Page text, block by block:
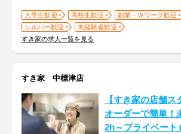
大学生歓迎 高校生歓迎
副業・Ｗワーク歓迎
シルバー歓迎
未経験者歓迎
すき家の求人一覧を見る
すき家 中標津店
【すき家の店舗ス
オーダーで簡単
2h～プライベー